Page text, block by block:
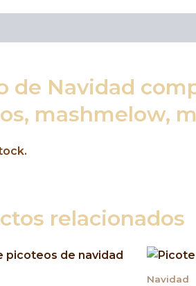
de Navidad
mashmelow,
relacionados
Navidad